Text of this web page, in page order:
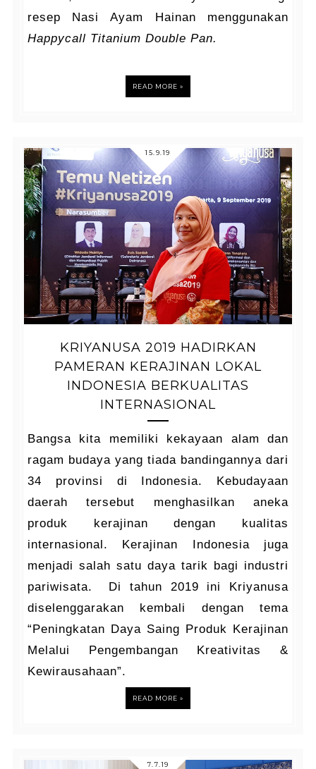
resep Nasi Ayam Hainan menggunakan
Happycall Titanium Double Pan.
READ MORE »
15.9.19
KRIYANUSA 2019 HADIRKAN
PAMERAN KERAJINAN LOKAL
INDONESIA BERKUALITAS
INTERNASIONAL
Bangsa kita memiliki kekayaan alam dan
ragam budaya yang tiada bandingannya dari
34 provinsi di Indonesia. Kebudayaan
daerah tersebut menghasilkan aneka
produk kerajinan dengan kualitas
internasional. Kerajinan Indonesia juga
menjadi salah satu daya tarik bagi industri
pariwisata. Di tahun 2019 ini Kriyanusa
diselenggarakan kembali dengan tema
“Peningkatan Daya Saing Produk Kerajinan
Melalui Pengembangan Kreativitas &
Kewirausahaan”.
READ MORE »
7.7.19